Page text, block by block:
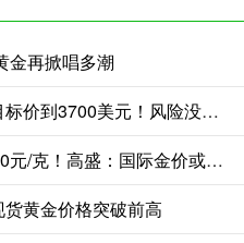
金再掀唱多潮
怀远策略 华尔街上调黄金目标价到3700美元！风险没这么快消停
大福证券 黄金饰品突破1000元/克！高盛：国际金价或升破4200美元/盎司！
黄金价格突破前高